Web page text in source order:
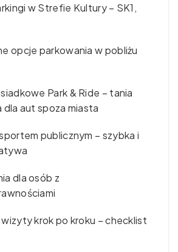
w Strefie Kultury – SK1,
opcje parkowania w pobliżu
Park & Ride – tania
aut spoza miasta
publicznym – szybka i
dla osób z
krok po kroku – checklist